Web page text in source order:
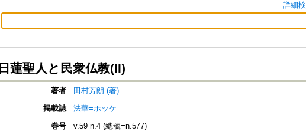
詳細
日蓮聖人と民衆仏教(II)
著者
田村芳朗 (著)
掲載誌
法華=ホッケ
巻号
v.59 n.4 (總號=n.577)